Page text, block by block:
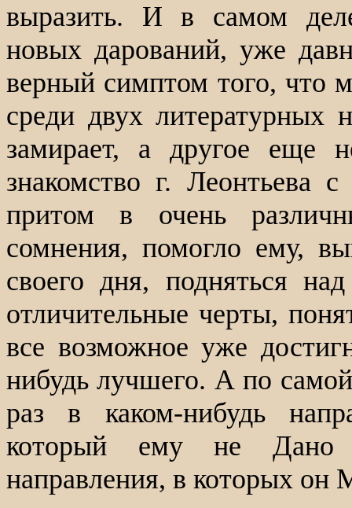
выразить. И в самом
новых дарований, уже
верный симптом того, что
среди двух литературных
замирает, а другое еще
знакомство г. Леонтьева
притом в очень
сомнения, помогло ему,
своего дня, подняться
отличительные черты,
все возможное уже
нибудь лучшего. А по
раз в каком-нибудь
который ему не Дано
направления, в которых он